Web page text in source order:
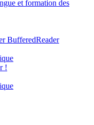
et formation des
BufferedReader
!